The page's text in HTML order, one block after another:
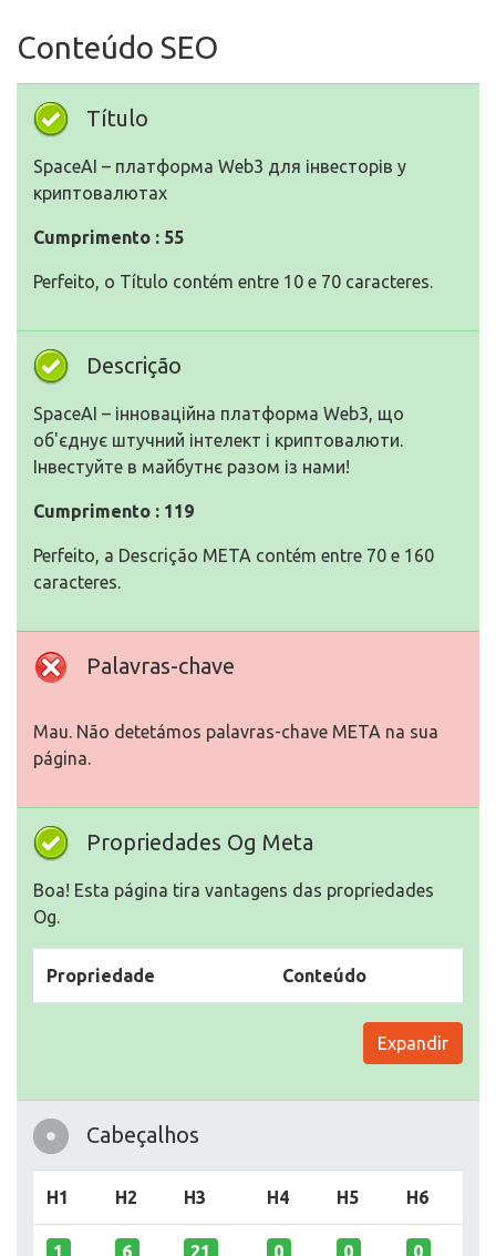
Conteúdo SEO
Título
SpaceAI – платформа Web3 для інвесторів у
криптовалютах
Cumprimento : 55
Perfeito, o Título contém entre 10 e 70 caracteres.
Descrição
SpaceAI – інноваційна платформа Web3, що
об'єднує штучний інтелект і криптовалюти.
Інвестуйте в майбутнє разом із нами!
Cumprimento : 119
Perfeito, a Descrição META contém entre 70 e 160
caracteres.
Palavras-chave
Mau. Não detetámos palavras-chave META na sua
página.
Propriedades Og Meta
Boa! Esta página tira vantagens das propriedades
Og.
Propriedade Conteúdo
Expandir
Cabeçalhos
H1 H2 H3 H4 H5 H6
1 6 21 0 0 0